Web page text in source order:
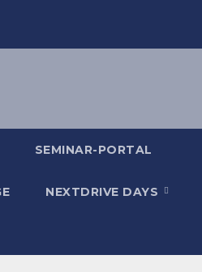
SEMINAR-PORTAL
NEXTDRIVE DAYS